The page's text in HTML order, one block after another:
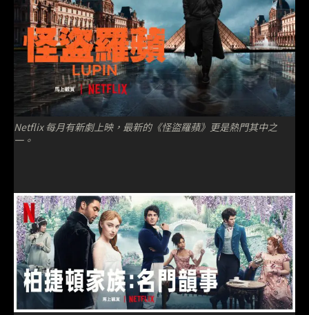
Netflix 每月有新劇上映，最新的《怪盜羅蘋》更是熱門其中之
一。